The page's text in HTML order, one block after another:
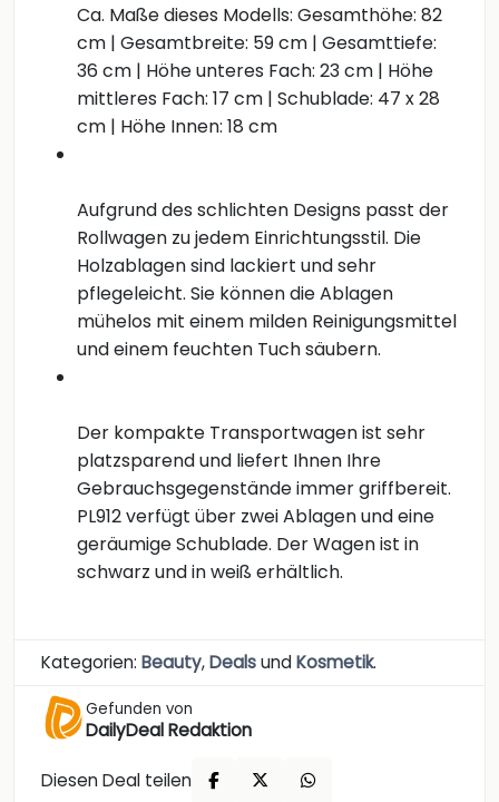
Ca. Maße dieses Modells: Gesamthöhe: 82
cm | Gesamtbreite: 59 cm | Gesamttiefe:
36 cm | Höhe unteres Fach: 23 cm | Höhe
mittleres Fach: 17 cm | Schublade: 47 x 28
cm | Höhe Innen: 18 cm
Aufgrund des schlichten Designs passt der
Rollwagen zu jedem Einrichtungsstil. Die
Holzablagen sind lackiert und sehr
pflegeleicht. Sie können die Ablagen
mühelos mit einem milden Reinigungsmittel
und einem feuchten Tuch säubern.
Der kompakte Transportwagen ist sehr
platzsparend und liefert Ihnen Ihre
Gebrauchsgegenstände immer griffbereit.
PL912 verfügt über zwei Ablagen und eine
geräumige Schublade. Der Wagen ist in
schwarz und in weiß erhältlich.
Kategorien: Beauty,DealsundKosmetik.
Gefunden von
DailyDeal Redaktion
Diesen Deal teilen